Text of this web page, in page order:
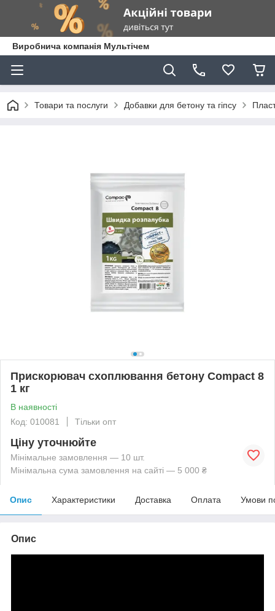
Виробнича компанія Мультічем
Товари та послуги Добавки для бетону та гіпсу
Прискорювач схоплювання бетону Compact 8
1 кг
В наявності
Код: 010081
Тільки опт
Ціну уточнюйте
Мінімальне замовлення — 10 шт.
Мінімальна сума замовлення на сайті — 5 000 ₴
Опис Характеристики Доставка Оплата Умови
Опис